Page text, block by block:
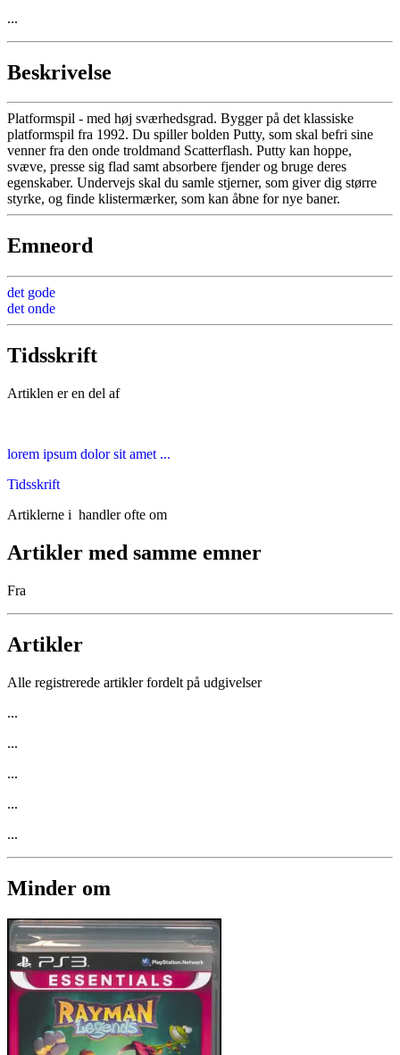
...
Beskrivelse
Platformspil - med høj sværhedsgrad. Bygger på det klassiske
platformspil fra 1992. Du spiller bolden Putty, som skal befri sine
venner fra den onde troldmand Scatterflash. Putty kan hoppe,
svæve, presse sig flad samt absorbere fjender og bruge deres
egenskaber. Undervejs skal du samle stjerner, som giver dig større
styrke, og finde klistermærker, som kan åbne for nye baner.
Emneord
det gode
det onde
Tidsskrift
Artiklen er en del af
lorem ipsum dolor sit amet ...
Tidsskrift
Artiklerne i handler ofte om
Artikler med samme emner
Fra
Artikler
Alle registrerede artikler fordelt på udgivelser
...
...
...
...
...
Minder om